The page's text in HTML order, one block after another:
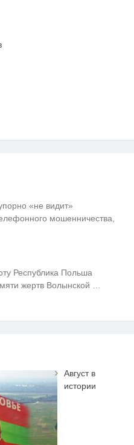
«не видит»
мошенничества,
Республика Польша
жертв Волынской
Август в
истории